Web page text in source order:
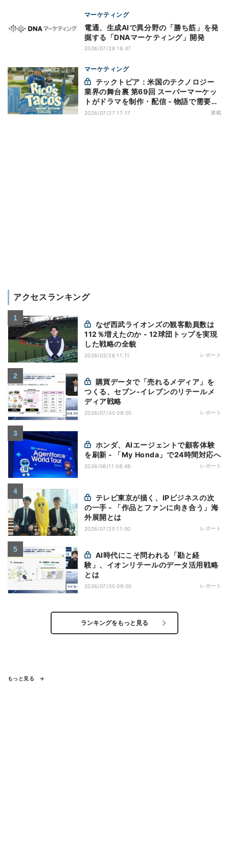
マーケティング
電通、生成AIで異分野の「勝ち筋」を発
掘する「DNAマーケティング」開発
2026/07/28 16:47
マーケティング
業界の舞台裏 第69回 スーパーマーケッ
トがドラマを制作・配信 - 物語で需要を
演出する小売メディア
2026/07/27 17:17 連載
アクセスランキング
112％増えたのか - 12球団トップを実現
した戦略の全貌
2026/03/26 11:11 レポート
つくる、セブン-イレブンのリテールメ
ディア戦略
2026/07/30 09:00 レポート
を刷新 - 「My Honda」で24時間対応へ
2026/06/11 08:49 レポート
の一手 - 「作品とファンに向き合う」海
外展開とは
2026/07/20 11:00 レポート
験」、イオンリテールのデータ活用戦略
とは
2026/07/30 09:00 レポート
ランキングをもっと見る
もっと見る